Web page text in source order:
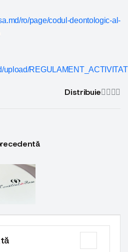
ro/page/codul-deontologic-al-
upload/
Distribuie